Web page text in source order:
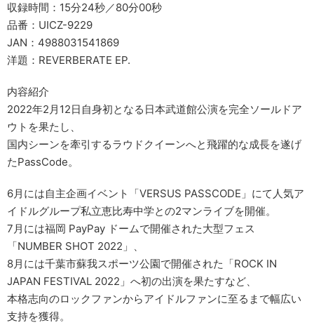
収録時間：15分24秒／80分00秒
品番：UICZ-9229
JAN：4988031541869
洋題：REVERBERATE EP.
内容紹介
2022年2月12日自身初となる日本武道館公演を完全ソールドア
ウトを果たし、
国内シーンを牽引するラウドクイーンへと飛躍的な成長を遂げ
たPassCode。
6月には自主企画イベント「VERSUS PASSCODE」にて人気ア
イドルグループ私立恵比寿中学との2マンライブを開催。
7月には福岡 PayPay ドームで開催された大型フェス
「NUMBER SHOT 2022」、
8月には千葉市蘇我スポーツ公園で開催された「ROCK IN
JAPAN FESTIVAL 2022」へ初の出演を果たすなど、
本格志向のロックファンからアイドルファンに至るまで幅広い
支持を獲得。